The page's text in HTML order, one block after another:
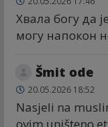
Хвала богу да
могу напокон
Šmit ode
20.05.2026 18:52
Nasjeli na
ovim uništeno